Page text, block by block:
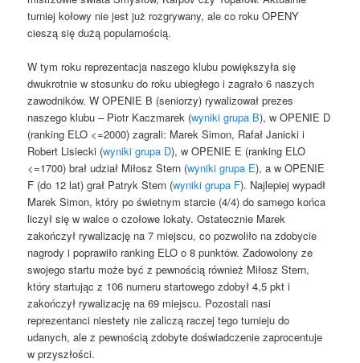
turniej kołowy nie jest już rozgrywany, ale co roku OPENY
cieszą się dużą popularnością.
W tym roku reprezentacja naszego klubu powiększyła się
dwukrotnie w stosunku do roku ubiegłego i zagrało 6 naszych
zawodników. W OPENIE B (seniorzy) rywalizował prezes
naszego klubu – Piotr Kaczmarek (wyniki grupa B), w OPENIE D
(ranking ELO <=2000) zagrali: Marek Simon, Rafał Janicki i
Robert Lisiecki (wyniki grupa D), w OPENIE E (ranking ELO
<=1700) brał udział Miłosz Stern (wyniki grupa E), a w OPENIE
F (do 12 lat) grał Patryk Stern (wyniki grupa F). Najlepiej wypadł
Marek Simon, który po świetnym starcie (4/4) do samego końca
liczył się w walce o czołowe lokaty. Ostatecznie Marek
zakończył rywalizację na 7 miejscu, co pozwoliło na zdobycie
nagrody i poprawiło ranking ELO o 8 punktów. Zadowolony ze
swojego startu może być z pewnością również Miłosz Stern,
który startując z 106 numeru startowego zdobył 4,5 pkt i
zakończył rywalizację na 69 miejscu. Pozostali nasi
reprezentanci niestety nie zaliczą raczej tego turnieju do
udanych, ale z pewnością zdobyte doświadczenie zaprocentuje
w przyszłości.